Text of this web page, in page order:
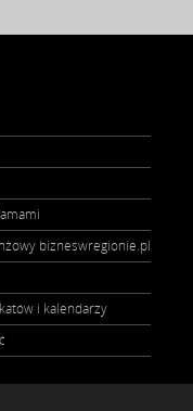
bizneswregionie.pl
i kalendarzy